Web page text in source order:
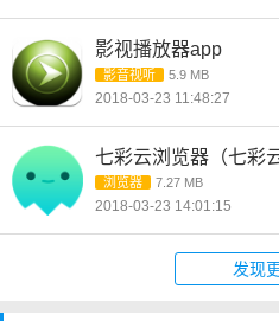
影视播放器app
影音视听 5.9 MB
2018-03-23 11:48:27
七彩云浏览器（七彩
浏览器 7.27 MB
2018-03-23 14:01:15
发现